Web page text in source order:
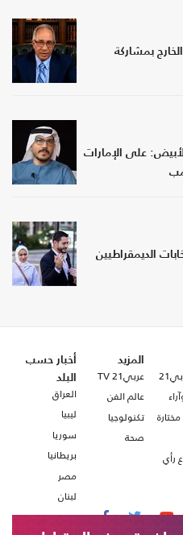
بمشاركة
الأبيض: على الإمارات
الديمقراطيين
رأي
المزيد
عربي21 TV
عالم الفن
تكنولوجيا
صحة
أخبار حسب
البلد
العراق
ليبيا
سوريا
بريطانيا
مصر
لبنان